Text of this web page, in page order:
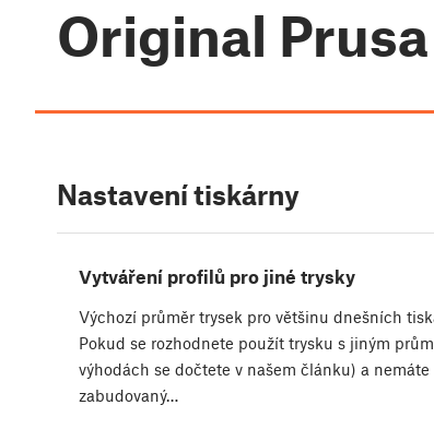
Original
Nastavení tiskárny
Vytváření profilů pro jiné trysky
Výchozí průměr trysek pro většinu dnešních
Pokud se rozhodnete použít trysku s jiným
výhodách se dočtete v našem článku) a nemáte
zabudovaný…